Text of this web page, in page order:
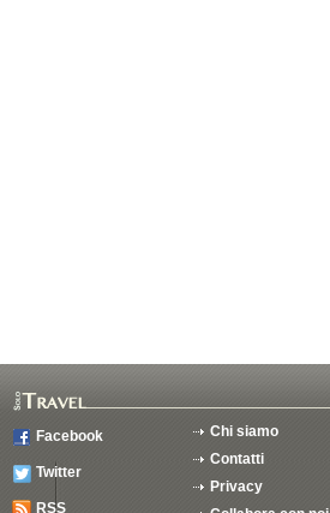
Facebook
Twitter
RSS
Chi siamo
Contatti
Privacy